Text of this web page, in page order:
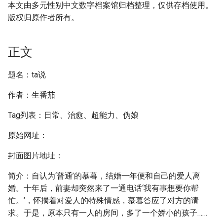
本文由多元性别中文数字档案馆归档整理，仅供存档使用。
版权归原作者所有。
正文
题名：ta说
作者：生番茄
Tag列表：日常、治愈、超能力、伪娘
原始网址：
封面图片地址：
简介：自认为‘普通’的慕暮，结婚一年便和自己的爱人离
婚。十年后，前妻却突然来了一通电话‘我有事想要你帮
忙。’，怀揣着对爱人的特殊情感，慕暮答应了对方的请
求。于是，原本只有一人的房间，多了一个娇小的孩子……